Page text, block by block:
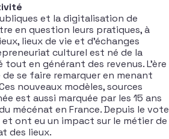
et la digitalisation de
en question leurs pratiques, à
lieux de vie et d’échanges
culturel est né de la
en générant des revenus. L’ère
se faire remarquer en menant
nouveaux modèles, sources
est aussi marquée par les 15 ans
mécénat en France. Depuis le vote
ont eu un impact sur le métier de
des lieux.